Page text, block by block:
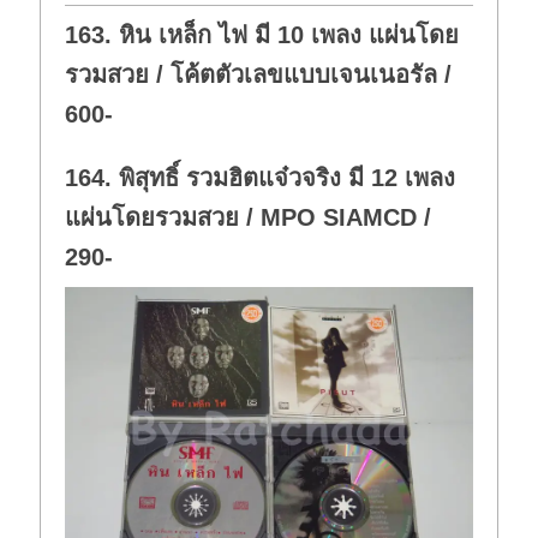
o
n
.
p
163. หิน เหล็ก ไฟ มี 10 เพลง แผ่นโดย
รวมสวย / โค้ตตัวเลขแบบเจนเนอรัล /
600-
164. พิสุทธิ์ รวมฮิตแจ๋วจริง มี 12 เพลง
แผ่นโดยรวมสวย / MPO SIAMCD /
290-